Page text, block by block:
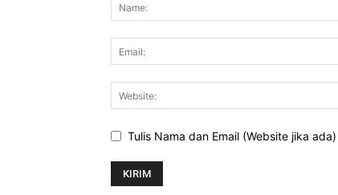
Tulis Nama dan Email (Website jika